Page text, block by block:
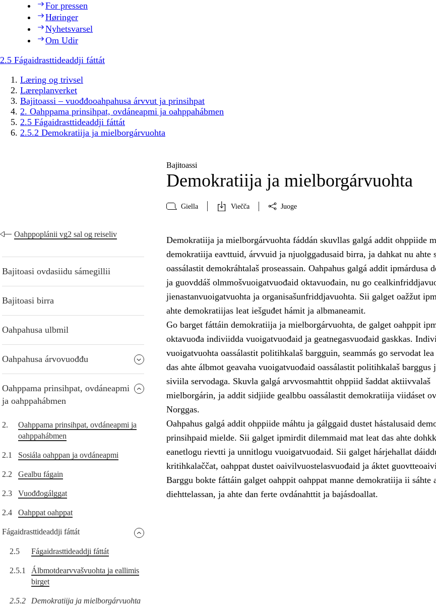
For pressen
Høringer
Nyhetsvarsel
Om Udir
2.5 Fágaidrasttideaddji fáttát
Læring og trivsel
Læreplanverket
Bajitoassi – vuođđooahpahusa árvvut ja prinsihpat
2. Oahppama prinsihpat, ovdáneapmi ja oahppahábmen
2.5 Fágaidrasttideaddji fáttát
2.5.2 Demokratiija ja mielborgárvuohta
Bajitoassi
Demokratiija ja mielborgárvuohta
Giella Viečča Juoge
Oahppoplánii vg2 sal og reiseliv
Bajitoasi ovdasiidu sámegillii
Bajitoasi birra
Oahpahusa ulbmil
Oahpahusa árvovuođđu
Oahppama prinsihpat, ovdáneapmi
ja oahppahábmen
2.
Oahppama prinsihpat, ovdáneapmi ja
oahppahábmen
2.1 Sosiála oahppan ja ovdáneapmi
2.2 Gealbu fágain
2.3 Vuođđogálggat
2.4 Oahppat oahppat
Fágaidrasttideaddji fáttát
2.5 Fágaidrasttideaddji fáttát
2.5.1
Álbmotdearvvašvuohta ja eallimis
birget
2.5.2 Demokratiija ja mielborgárvuohta
Demokratiija ja mielborgárvuohta fáddán skuvllas galgá addit ohppiide
demokratiija eavttuid, árvvuid ja njuolggadusaid birra, ja dahkat nu ahte
oassálastit demokráhtalaš proseassain. Oahpahus galgá addit ipmárdusa
ja guovddáš olmmošvuoigatvuođaid oktavuođain, nu go
jienastanvuoigatvuohta ja organisašunfriddjavuohta. Sii galget oažžut
ahte demokratiijas leat iešguđet hámit ja albmaneamit.
Go barget fáttáin demokratiija ja mielborgárvuohta, de galget oahppit
oktavuođa indiviidda vuoigatvuođaid ja geatnegasvuođaid gaskkas.
vuoigatvuohta oassálastit politihkalaš bargguin, seammás go servodat lea
das ahte álbmot geavaha vuoigatvuođaid oassálastit politihkalaš barggus
siviila servodaga. Skuvla galgá arvvosmahttit ohppiid šaddat aktiivvalaš
mielborgárin, ja addit sidjiide gealbbu oassálastit demokratiija viidáset
Norggas.
Oahpahus galgá addit ohppiide máhtu ja gálggaid dustet hástalusaid
prinsihpaid mielde. Sii galget ipmirdit dilemmaid mat leat das ahte
eanetlogu rievtti ja unnitlogu vuoigatvuođaid. Sii galget hárjehallat
kritihkalaččat, oahppat dustet oaivilvuostelasvuođaid ja áktet
Barggu bokte fáttáin galget oahppit oahppat manne demokratiija ii sáhte
diehttelassan, ja ahte dan ferte ovdánahttit ja bajásdoallat.